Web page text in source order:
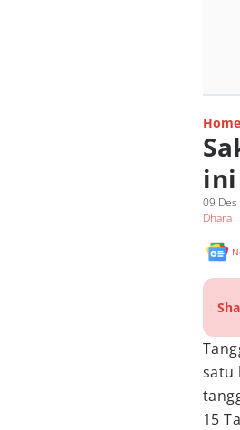
Home
09
Dhara
satu
15